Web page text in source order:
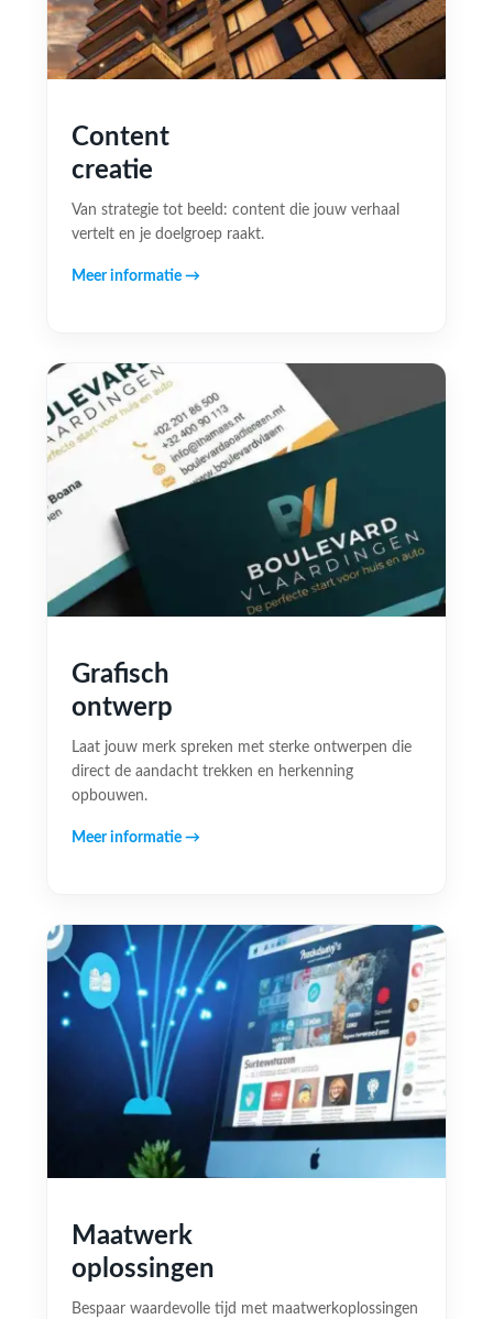
Content
creatie
Van strategie tot beeld: content die jouw verhaal
vertelt en je doelgroep raakt.
Meer informatie →
Grafisch
ontwerp
Laat jouw merk spreken met sterke ontwerpen die
direct de aandacht trekken en herkenning
opbouwen.
Meer informatie →
Maatwerk
oplossingen
Bespaar waardevolle tijd met maatwerkoplossingen